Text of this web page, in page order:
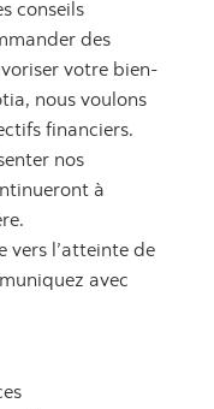
conseils
des
votre bien-
nous voulons
financiers.
nos
à
vers l’atteinte de
avec